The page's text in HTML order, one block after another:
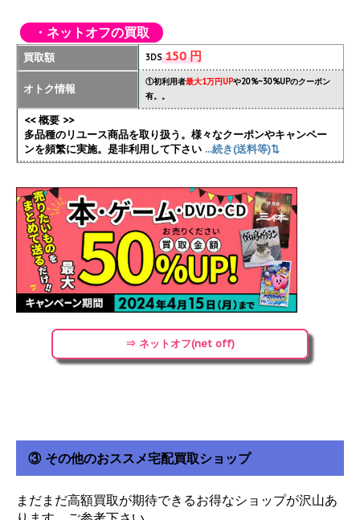
・ネットオフの買取
買取額 3DS150 円
オトク情報
①初利用者最大1万円UPや20%~30%UPのクーポン
有。。
<< 概要 >>
多品種のリユース商品を取り扱う。様々なクーポンやキャンペー
ンを頻繁に実施。是非利用して下さい ...続き(送料等)⇅
⇒ ネットオフ(net off)
③ その他のおススメ宅配買取ショップ
まだまだ高額買取が期待できるお得なショップが沢山あ